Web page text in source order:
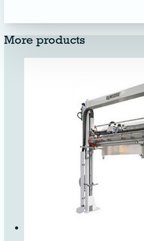
More products